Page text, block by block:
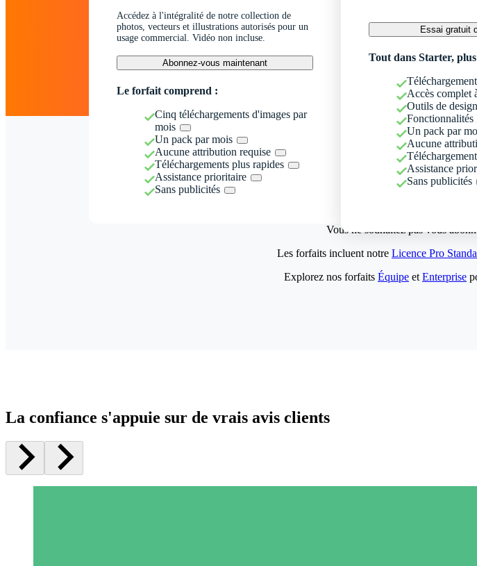
Accédez à l'intégralité de notre collection de
photos, vecteurs et illustrations autorisés pour un
usage commercial. Vidéo non incluse.
Abonnez-vous maintenant
Le forfait comprend :
Cinq téléchargements d'images par
mois
Un pack par mois
Aucune attribution requise
Téléchargements plus rapides
Assistance prioritaire
Sans publicités
Essai gratuit
Tout dans Starter,
Accès complet
Outils de
Un pack par
Aucune
Assistance
Sans publicités
Vous ne souhaitez pas vous
Les forfaits incluent notre Licence Pro
Explorez nos forfaits Équipe et Enterprise
La confiance s'appuie sur de vrais avis clients